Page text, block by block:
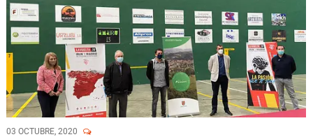
03 OCTUBRE, 2020